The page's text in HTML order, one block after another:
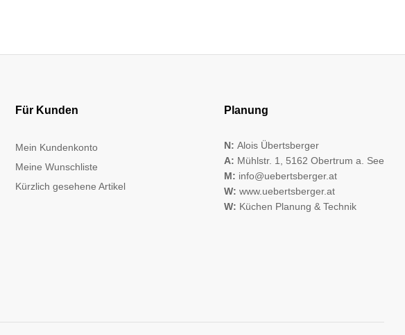
Für Kunden
Mein Kundenkonto
Meine Wunschliste
Kürzlich gesehene Artikel
Planung
N: Alois Übertsberger
A: Mühlstr. 1, 5162 Obertrum a. See
M: info@uebertsberger.at
W: www.uebertsberger.at
W: Küchen Planung & Technik